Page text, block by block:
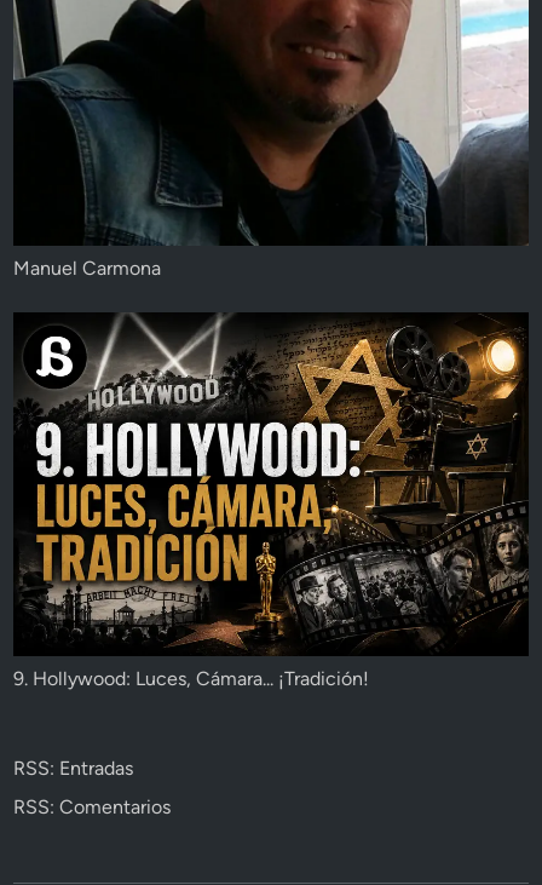
Manuel Carmona
9. Hollywood: Luces, Cámara... ¡Tradición!
RSS: Entradas
RSS: Comentarios